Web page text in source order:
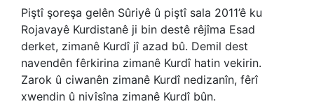
Piştî şoreşa gelên Sûriyê û piştî sala 2011’ê ku
Rojavayê Kurdistanê ji bin destê rêjîma Esad
derket, zimanê Kurdî jî azad bû. Demil dest
navendên fêrkirina zimanê Kurdî hatin vekirin.
Zarok û ciwanên zimanê Kurdî nedizanîn, fêrî
xwendin û nivîsîna zimanê Kurdî bûn.